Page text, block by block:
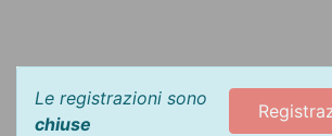
Le registrazioni sono
chiuse